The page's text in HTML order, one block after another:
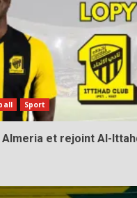
Sport
et rejoint Al-